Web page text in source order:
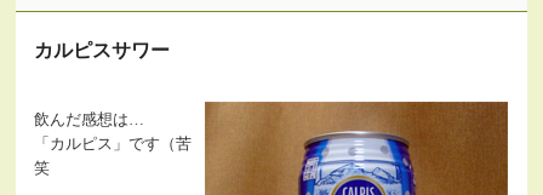
カルピスサワー
飲んだ感想は…
「カルピス」です（苦
笑